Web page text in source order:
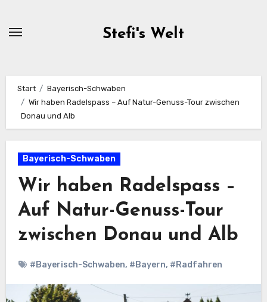
Stefi's Welt
Start
Bayerisch-Schwaben
Wir haben Radelspass – Auf Natur-Genuss-Tour zwischen
Donau und Alb
Bayerisch-Schwaben
Wir haben Radelspass –
Auf Natur-Genuss-Tour
zwischen Donau und Alb
#Bayerisch-Schwaben, #Bayern, #Radfahren